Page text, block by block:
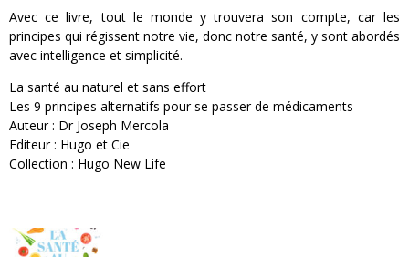
Avec ce livre, tout le monde y trouvera son compte, car les
principes qui régissent notre vie, donc notre santé, y sont abordés
avec intelligence et simplicité.
La santé au naturel et sans effort
Les 9 principes alternatifs pour se passer de médicaments
Auteur : Dr Joseph Mercola
Editeur : Hugo et Cie
Collection : Hugo New Life